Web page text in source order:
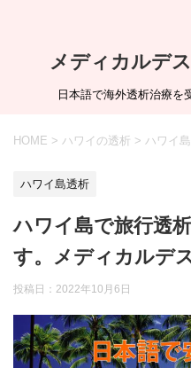
メディカルデ
日本語で海外透析治療
HOME > ハワイの透析 > ハワイ
ハワイ島透析
ハワイ島で旅行透
す。メディカルデ
投稿日： 2022年10月6日